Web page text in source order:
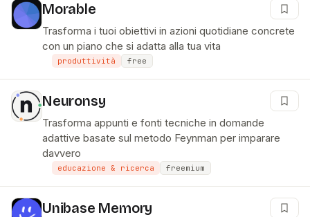
Morable
Trasforma i tuoi obiettivi in azioni quotidiane concrete
con un piano che si adatta alla tua vita
produttività free
Neuronsy
Trasforma appunti e fonti tecniche in domande
adattive basate sul metodo Feynman per imparare
davvero
educazione & ricerca freemium
Unibase Memory